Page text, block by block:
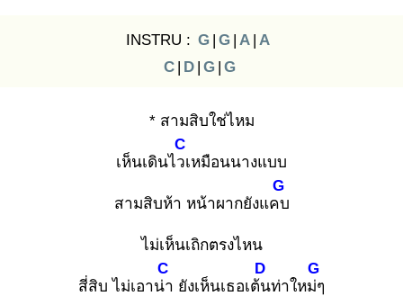
INSTRU : G | G | A | A
C | D | G | G
* สามสิบใช่ไหม
เห็นเดินไวเ
C
หมือนนางแบบ
สามสิบห้า หน้าผากยังแคบ
G
ไม่เห็นเถิกตรงไหน
สี่สิบ ไม่เอาน่า
C
ยังเห็นเธอเต้น
D
ท่าใหม่ๆ
G